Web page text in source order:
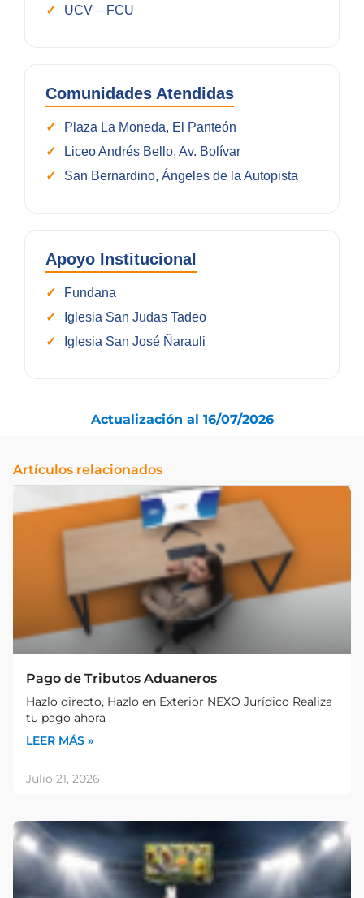
UCV – FCU
Comunidades Atendidas
Plaza La Moneda, El Panteón
Liceo Andrés Bello, Av. Bolívar
San Bernardino, Ángeles de la Autopista
Apoyo Institucional
Fundana
Iglesia San Judas Tadeo
Iglesia San José Ñarauli
Actualización al 16/07/2026
Artículos relacionados
Pago de Tributos Aduaneros
Hazlo directo, Hazlo en Exterior NEXO Jurídico Realiza
tu pago ahora
LEER MÁS »
Julio 21, 2026